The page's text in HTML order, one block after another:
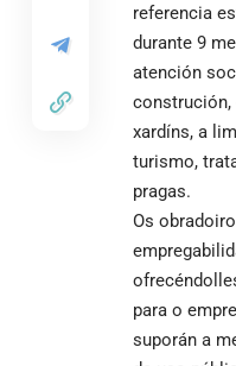
referencia
durante 9
atención
xardíns, a
turismo,
pragas.
Os
para o
suporán a